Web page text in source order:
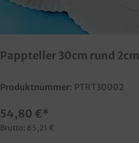
Pappteller 30cm rund
Produktnummer: PTRT30002
54,80 €*
Brutto: 65,21 €